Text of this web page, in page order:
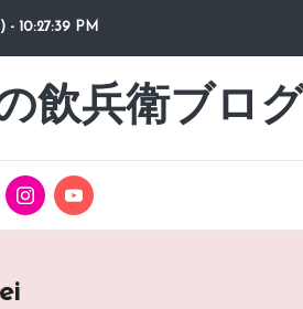
- 10:27:39 PM
飲兵衛ブログ
instagram.com
youtube.com